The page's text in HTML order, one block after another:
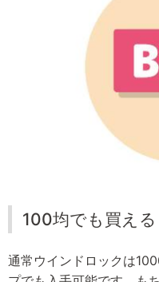
100均でも買える
通常ウインドロックは